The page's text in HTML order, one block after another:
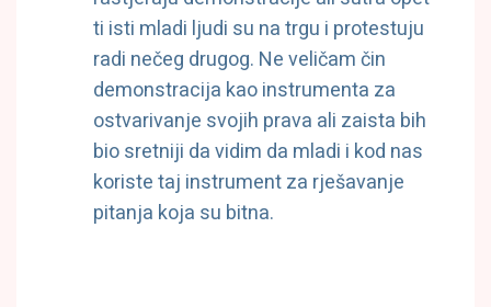
ti isti mladi ljudi su na trgu i protestuju
radi nečeg drugog. Ne veličam čin
demonstracija kao instrumenta za
ostvarivanje svojih prava ali zaista bih
bio sretniji da vidim da mladi i kod nas
koriste taj instrument za rješavanje
pitanja koja su bitna.